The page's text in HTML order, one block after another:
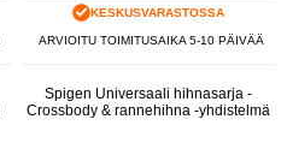
KESKUSVARASTOSSA
ARVIOITU TOIMITUSAIKA 5-10 PÄIVÄÄ
Spigen Universaali hihnasarja -
Crossbody & rannehihna -yhdistelmä